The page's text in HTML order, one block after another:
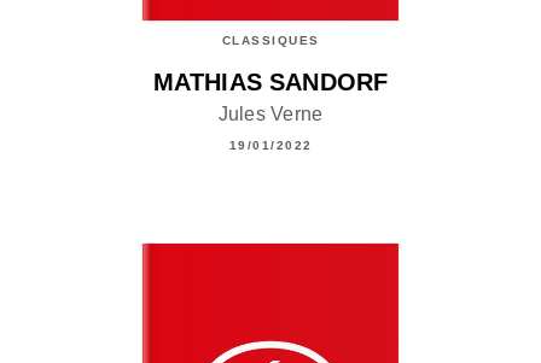
CLASSIQUES
MATHIAS SANDORF
Jules Verne
19/01/2022